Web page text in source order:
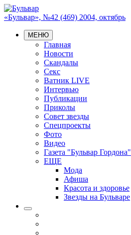
«Бульвар», №42 (469) 2004, октябрь
МЕНЮ
Главная
Новости
Скандалы
Секс
Ватник LIVE
Интервью
Публикации
Приколы
Совет звезды
Спецпроекты
Фото
Видео
Газета "Бульвар Гордона"
ЕЩЕ
Мода
Афиша
Красота и здоровье
Звезды на Бульваре